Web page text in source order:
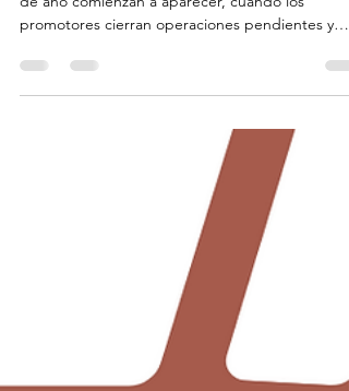
En Octubre las oportunidades inmobiliarias de fin
promotores cierran operaciones pendientes y
cuando los inversores estratégicos se posicionan